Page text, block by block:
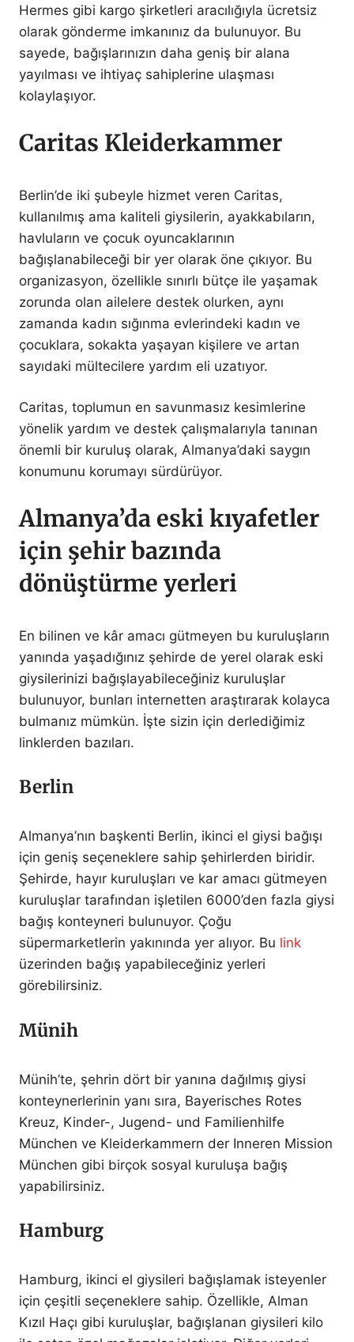
Hermes gibi kargo şirketleri aracılığıyla ücretsiz
olarak gönderme imkanınız da bulunuyor. Bu
sayede, bağışlarınızın daha geniş bir alana
yayılması ve ihtiyaç sahiplerine ulaşması
kolaylaşıyor.
Caritas Kleiderkammer
Berlin’de iki şubeyle hizmet veren Caritas,
kullanılmış ama kaliteli giysilerin, ayakkabıların,
havluların ve çocuk oyuncaklarının
bağışlanabileceği bir yer olarak öne çıkıyor. Bu
organizasyon, özellikle sınırlı bütçe ile yaşamak
zorunda olan ailelere destek olurken, aynı
zamanda kadın sığınma evlerindeki kadın ve
çocuklara, sokakta yaşayan kişilere ve artan
sayıdaki mültecilere yardım eli uzatıyor.
Caritas, toplumun en savunmasız kesimlerine
yönelik yardım ve destek çalışmalarıyla tanınan
önemli bir kuruluş olarak, Almanya’daki saygın
konumunu korumayı sürdürüyor.
Almanya’da eski kıyafetler
için şehir bazında
dönüştürme yerleri
En bilinen ve kâr amacı gütmeyen bu kuruluşların
yanında yaşadığınız şehirde de yerel olarak eski
giysilerinizi bağışlayabileceğiniz kuruluşlar
bulunuyor, bunları internetten araştırarak kolayca
bulmanız mümkün. İşte sizin için derlediğimiz
linklerden bazıları.
Berlin
Almanya’nın başkenti Berlin, ikinci el giysi bağışı
için geniş seçeneklere sahip şehirlerden biridir.
Şehirde, hayır kuruluşları ve kar amacı gütmeyen
kuruluşlar tarafından işletilen 6000’den fazla giysi
bağış konteyneri bulunuyor. Çoğu
süpermarketlerin yakınında yer alıyor. Bu link
üzerinden bağış yapabileceğiniz yerleri
görebilirsiniz.
Münih
Münih’te, şehrin dört bir yanına dağılmış giysi
konteynerlerinin yanı sıra, Bayerisches Rotes
Kreuz, Kinder-, Jugend- und Familienhilfe
München ve Kleiderkammern der Inneren Mission
München gibi birçok sosyal kuruluşa bağış
yapabilirsiniz.
Hamburg
Hamburg, ikinci el giysileri bağışlamak isteyenler
için çeşitli seçeneklere sahip. Özellikle, Alman
Kızıl Haçı gibi kuruluşlar, bağışlanan giysileri kilo